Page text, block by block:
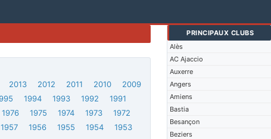
PRINCIPAUX CLUBS
Alès
AC Ajaccio
Auxerre
Angers
Amiens
Bastia
Besançon
Beziers
2013 2012 2011 2010
2009
1994 1993 1992
1991
1976 1975 1974 1973
1972
1957 1956 1955 1954
1953